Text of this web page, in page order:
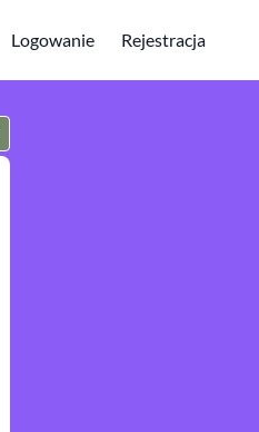
Logowanie Rejestracja